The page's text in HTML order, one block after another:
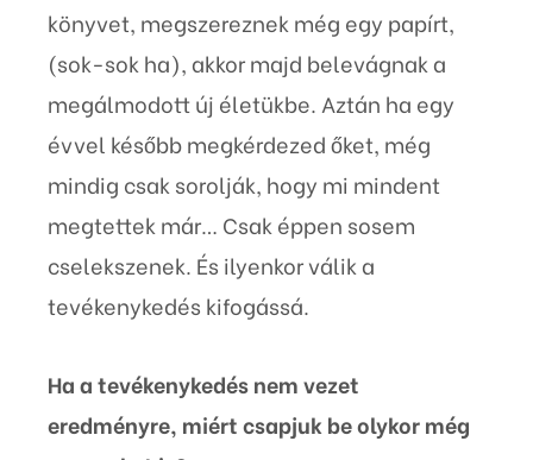
könyvet, megszereznek még egy papírt,
(sok-sok ha), akkor majd belevágnak a
megálmodott új életükbe. Aztán ha egy
évvel később megkérdezed őket, még
mindig csak sorolják, hogy mi mindent
megtettek már… Csak éppen sosem
cselekszenek. És ilyenkor válik a
tevékenykedés kifogássá.
Ha a tevékenykedés nem vezet
eredményre, miért csapjuk be olykor még